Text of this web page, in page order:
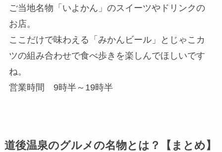
ご当地名物「いよかん」のスイーツやドリンクの
お店。
ここだけで味わえる「みかんビール」とじゃこカ
ツの組み合わせで食べ歩きを楽しんでほしいです
ね。
営業時間 9時半～19時半
道後温泉のグルメの名物とは？【まとめ】